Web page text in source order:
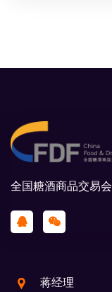
全国糖酒商品交易会
蒋经理